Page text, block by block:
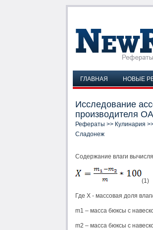
ГЛАВНАЯ НОВЫЕ
Исследование
производителя
Рефераты >> Кулинария
Сладонеж
Содержание влаги
(1)
Где X - массовая доля
m1 – масса бюксы с
m2 – масса бюксы с